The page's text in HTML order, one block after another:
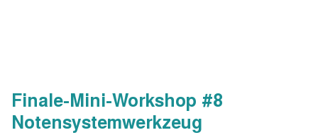
Finale-Mini-Workshop #8
Notensystemwerkzeug